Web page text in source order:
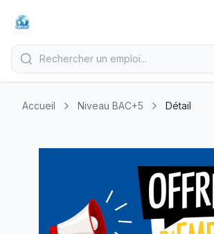
Accueil Niveau BAC+5 Détail